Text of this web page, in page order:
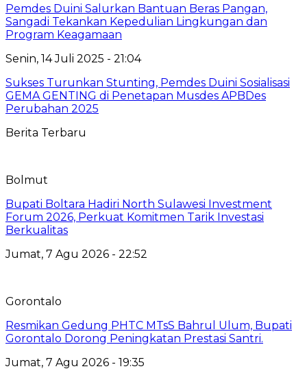
Pemdes Duini Salurkan Bantuan Beras Pangan,
Sangadi Tekankan Kepedulian Lingkungan dan
Program Keagamaan
Senin, 14 Juli 2025 - 21:04
Sukses Turunkan Stunting, Pemdes Duini Sosialisasi
GEMA GENTING di Penetapan Musdes APBDes
Perubahan 2025
Berita Terbaru
Bolmut
Bupati Boltara Hadiri North Sulawesi Investment
Forum 2026, Perkuat Komitmen Tarik Investasi
Berkualitas
Jumat, 7 Agu 2026 - 22:52
Gorontalo
Resmikan Gedung PHTC MTsS Bahrul Ulum, Bupati
Gorontalo Dorong Peningkatan Prestasi Santri.
Jumat, 7 Agu 2026 - 19:35